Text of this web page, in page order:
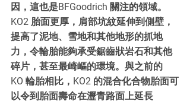
因，這也是BFGoodrich 關注的領域。
KO2 胎面更厚，肩部坑紋延伸到側壁，
提高了泥地、雪地和其他地形的抓地
力，令輪胎能夠承受鋸齒狀岩石和其他
碎片，甚至最崎嶇的環境。與之前的
KO 輪胎相比，KO2 的混合化合物胎面可
以令到胎面壽命在瀝青路面上延長